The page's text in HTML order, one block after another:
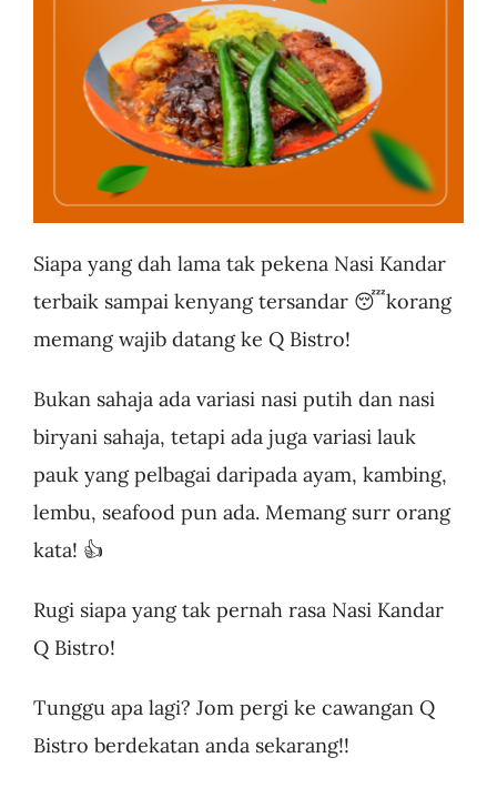
Siapa yang dah lama tak pekena Nasi Kandar
terbaik sampai kenyang tersandar 😴korang
memang wajib datang ke Q Bistro!
Bukan sahaja ada variasi nasi putih dan nasi
biryani sahaja, tetapi ada juga variasi lauk
pauk yang pelbagai daripada ayam, kambing,
lembu, seafood pun ada. Memang surr orang
kata! 👍
Rugi siapa yang tak pernah rasa Nasi Kandar
Q Bistro!
Tunggu apa lagi? Jom pergi ke cawangan Q
Bistro berdekatan anda sekarang!!